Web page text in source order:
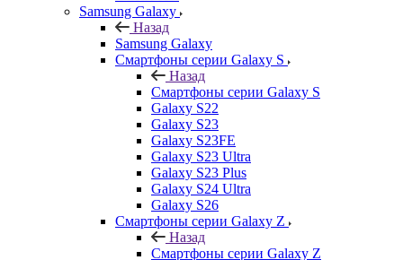
Samsung Galaxy
Назад
Samsung Galaxy
Смартфоны серии Galaxy S
Назад
Смартфоны серии Galaxy S
Galaxy S22
Galaxy S23
Galaxy S23FE
Galaxy S23 Ultra
Galaxy S23 Plus
Galaxy S24 Ultra
Galaxy S26
Смартфоны серии Galaxy Z
Назад
Смартфоны серии Galaxy Z